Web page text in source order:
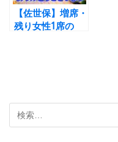
の学校】の初コラ
ボでお届けする、
特別企画！！
【佐世保】増席・
残り女性1席の
だ！ 恋が実る
秋フェス2025
婚活パーティー